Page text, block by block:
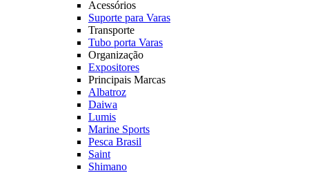
Acessórios
Suporte para Varas
Transporte
Tubo porta Varas
Organização
Expositores
Principais Marcas
Albatroz
Daiwa
Lumis
Marine Sports
Pesca Brasil
Saint
Shimano